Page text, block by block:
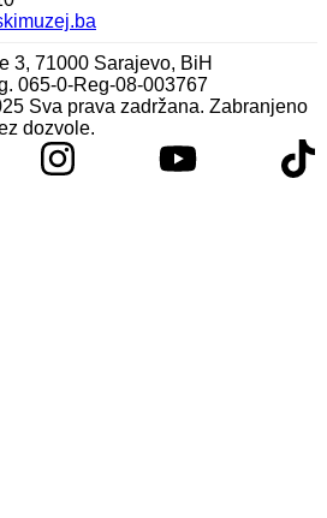
3, 71000 Sarajevo, BiH
065-0-Reg-08-003767
Sva prava zadržana. Zabranjeno
dozvole.